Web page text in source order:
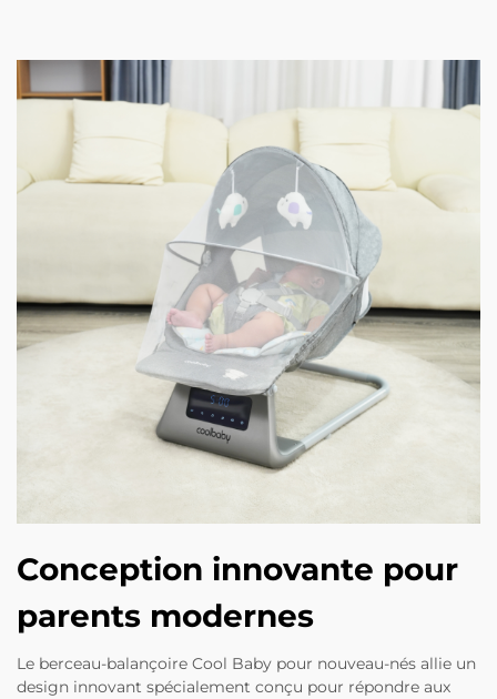
Conception innovante pour
parents modernes
Le berceau-balançoire Cool Baby pour nouveau-nés allie un
design innovant spécialement conçu pour répondre aux